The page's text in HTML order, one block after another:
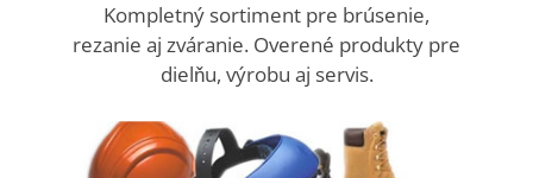
Kompletný sortiment pre brúsenie,
rezanie aj zváranie. Overené produkty pre
dielňu, výrobu aj servis.